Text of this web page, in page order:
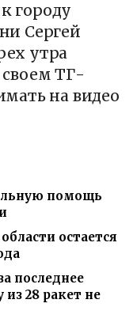
городу
Сергей
утра
своем ТГ-
на видео
помощь
остается
последнее
28 ракет не